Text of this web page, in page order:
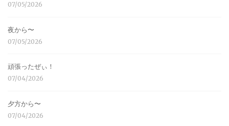
07/05/2026
夜から〜
07/05/2026
頑張ったぜぃ！
07/04/2026
夕方から〜
07/04/2026